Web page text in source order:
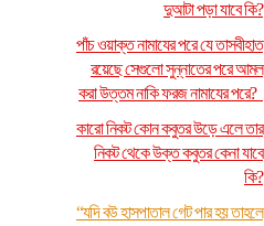
দুআটা পড়া যাবে কি?
পাঁচ ওয়াক্ত নামাযের পরে যে তাসবীহাত
রয়েছে সেগুলো সুন্নাতের পরে আমল
করা উত্তম নাকি ফরজ নামাযের পরে?
কারো নিকট কোন কবুতর উড়ে এলে তার
নিকট থেকে উক্ত কবুতর কেনা যাবে
কি?
“যদি বউ হাসপাতাল গেট পার হয় তাহলে